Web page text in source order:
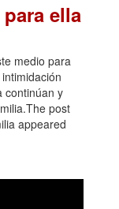
ella
medio para
continúan y
post
appeared